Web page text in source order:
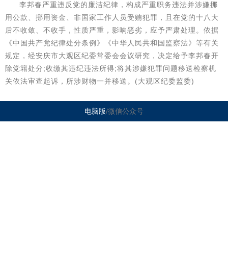
李邦春严重违反党的廉洁纪律，构成严重职务违法并涉嫌挪
用公款、挪用资金、非国家工作人员受贿犯罪，且在党的十八大
后不收敛、不收手，性质严重，影响恶劣，应予严肃处理。依据
《中国共产党纪律处分条例》《中华人民共和国监察法》等有关
规定，经安庆市大观区纪委常委会会议研究，决定给予李邦春开
除党籍处分;收缴其违纪违法所得;将其涉嫌犯罪问题移送检察机
关依法审查起诉，所涉财物一并移送。(大观区纪委监委)
电脑版/微信公众号